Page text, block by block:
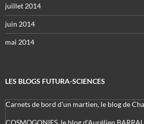
juillet 2014
juin 2014
mai 2014
LES BLOGS FUTURA-SCIENCES
Carnets de bord d’un martien, le blog de
COSMOGONIES, le blog d'Aurélien